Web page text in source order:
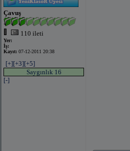
Çavuş
110 ileti
Yer:
İş:
Kayıt: 07-12-2011 20:38
[+][+3][+5]
Saygınlık 16
[-]